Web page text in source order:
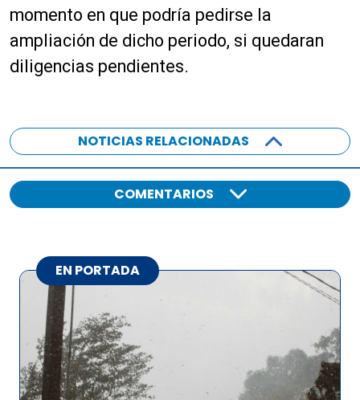
d
u
c
d
u
momento en que podría pedirse la
ampliación de dicho periodo, si quedaran
diligencias pendientes.
NOTICIAS RELACIONADAS
COMENTARIOS
EN PORTADA